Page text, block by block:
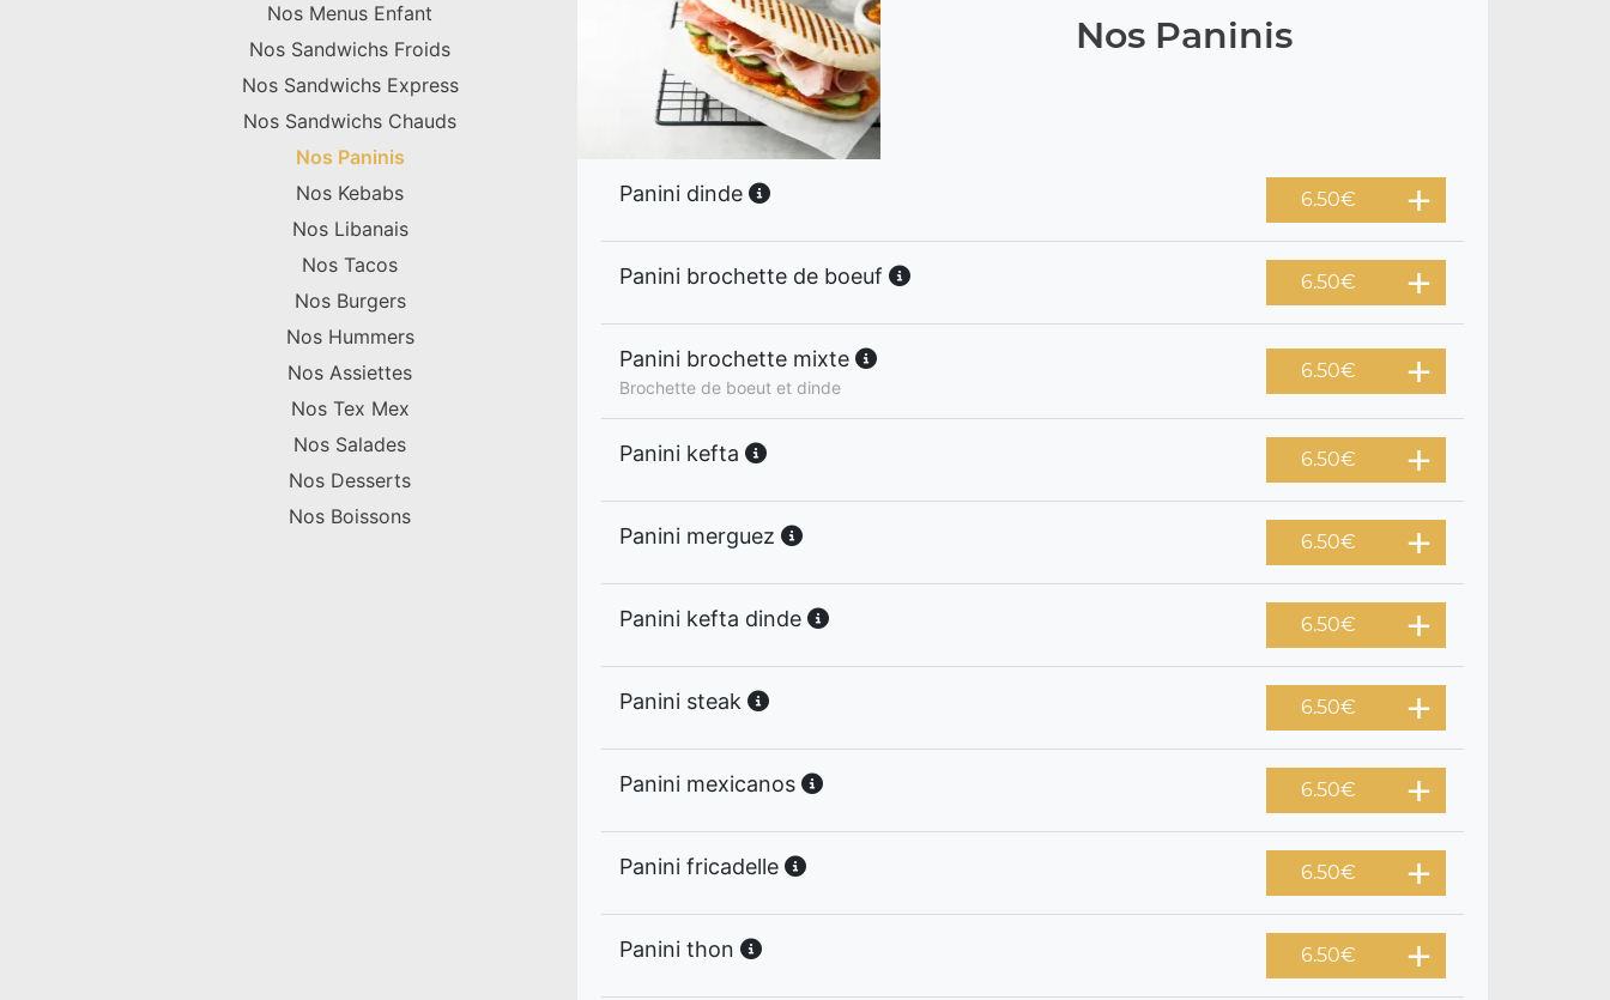
Nos Menus Enfant
Nos Sandwichs Froids
Nos Sandwichs Express
Nos Sandwichs Chauds
Nos Paninis
Nos Kebabs
Nos Libanais
Nos Tacos
Nos Burgers
Nos Hummers
Nos Assiettes
Nos Tex Mex
Nos Salades
Nos Desserts
Nos Boissons
Nos Paninis
Panini dinde 6.50€
Panini brochette de boeuf 6.50€
Panini brochette mixte
Brochette de boeut et dinde
6.50€
Panini kefta 6.50€
Panini merguez 6.50€
Panini kefta dinde 6.50€
Panini steak 6.50€
Panini mexicanos 6.50€
Panini fricadelle 6.50€
Panini thon 6.50€